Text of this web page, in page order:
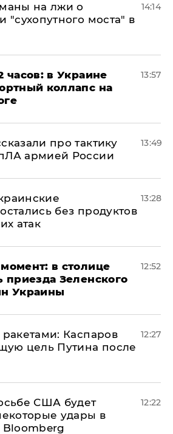
на лжи о
"сухопутного моста" в
14:14
часов: в Украине
коллапс на
13:57
про тактику
армией России
13:49
без продуктов
атак
13:28
в столице
приезда Зеленского
Украины
12:52
Каспаров
цель Путина после
12:27
США будет
удары в
12:22